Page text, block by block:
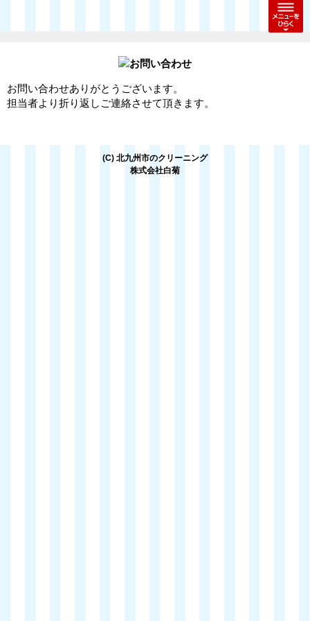
お問い合わせありがとうございます。
担当者より折り返しご連絡させて頂きます。
(C) 北九州市のクリーニング
株式会社白菊